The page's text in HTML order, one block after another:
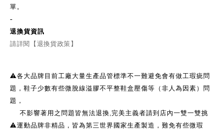
單。
-
退換貨資訊
請詳閱【退換貨政策】
⚠️各大品牌目前工廠大量生產品管標準不一難避免會有做工瑕疵問
題，鞋子少數有些微脫線溢膠不平整鞋盒壓傷等（非人為因素）問
題，
不影響著用之問題皆無法退換,完美主義者請到店內一雙一雙挑
⚠️運動品牌非精品，皆為第三世界國家生產製造，難免有些微瑕